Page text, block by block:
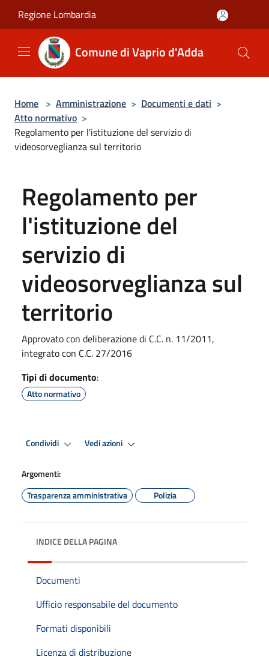
Regione Lombardia
Comune di Vaprio d'Adda
Home > Amministrazione > Documenti e dati >
Atto normativo >
Regolamento per l'istituzione del servizio di
videosorveglianza sul territorio
Regolamento per
l'istituzione del
servizio di
videosorveglianza sul
territorio
Approvato con deliberazione di C.C. n. 11/2011,
integrato con C.C. 27/2016
Tipi di documento:
Atto normativo
Condividi Vedi azioni
Argomenti:
Trasparenza amministrativa
Polizia
INDICE DELLA PAGINA
Documenti
Ufficio responsabile del documento
Formati disponibili
Licenza di distribuzione